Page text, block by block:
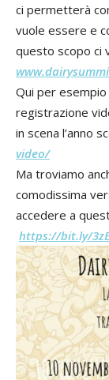
ci permetterà
vuole essere e
questo scopo ci
Qui per
registrazione
in scena l’anno
video/
Ma troviamo
comodissima
accedere a
https://bit.ly/